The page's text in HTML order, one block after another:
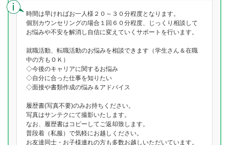
時間は早ければお一人様２０～３０分程度となります。
個別カウンセリングの場合１回６０分程度、じっくり相談して
お悩みや不安を解消し自信に変えていくサポートを行います。
就職活動、転職活動のお悩みを相談できます（学生さん＆在職
中の方もＯＫ）
◇今後のキャリアに関するお悩み
◇自分に合った仕事を知りたい
◇面接や書類作成の悩み＆アドバイス
履歴書(写真不要)のみお持ちください。
写真はサンテクにて撮影いたします。
なお、履歴書はコピーしてご返却致します。
普段着（私服）で気軽にお越しください。
お友達同士・お子様連れの方も多数お越しいただいています。